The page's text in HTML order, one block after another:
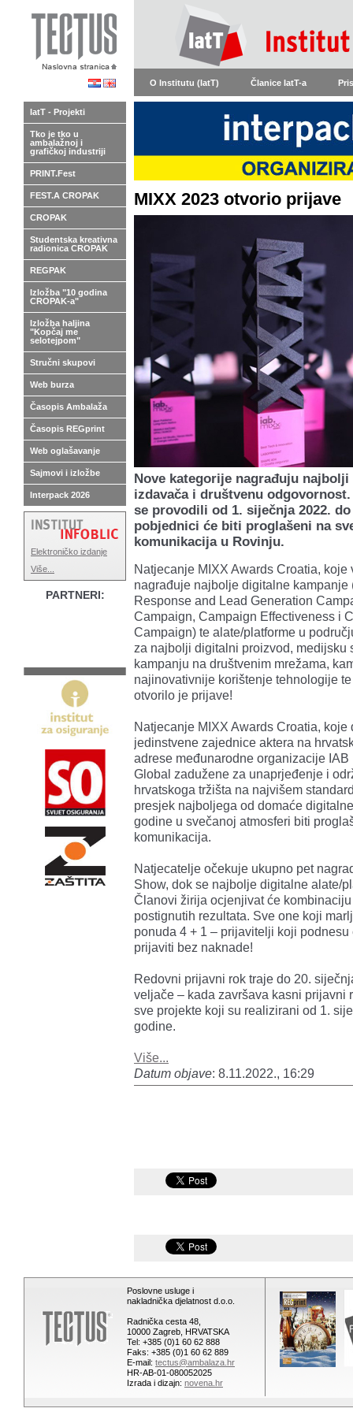
O Institutu (IatT) Članice IatT-a
MIXX 2023 otvorio prijave
Nove kategorije nagrađuju
izdavača i društvenu
se provodili od 1. siječnja 2022.
pobjednici će biti proglašeni na
komunikacija u Rovinju.
Natjecanje MIXX Awards Croatia,
nagrađuje najbolje digitalne
Response and Lead Generation
Campaign, Campaign Effectiveness i
Campaign) te alate/platforme u
za najbolji digitalni proizvod, medijsku
kampanju na društvenim mrežama,
najinovativnije korištenje tehnologije
otvorilo je prijave!
Natjecanje MIXX Awards Croatia,
jedinstvene zajednice aktera na
adrese međunarodne organizacije
Global zadužene za unaprjeđenje i
hrvatskoga tržišta na najvišem
presjek najboljega od domaće
godine u svečanoj atmosferi biti
komunikacija.
Natjecatelje očekuje ukupno pet
Show, dok se najbolje digitalne alate/
Članovi žirija ocjenjivat će
postignutih rezultata. Sve one koji
ponuda 4 + 1 – prijavitelji koji
prijaviti bez naknade!
Redovni prijavni rok traje do 20.
veljače – kada završava kasni
sve projekte koji su realizirani od 1.
godine.
Više...
Datum objave: 8.11.2022., 16:29
IatT - Projekti
Tko je tko u
ambalažnoj i
grafičkoj industriji
PRINT.Fest
FEST.A CROPAK
CROPAK
Studentska kreativna
radionica CROPAK
REGPAK
Izložba "10 godina
CROPAK-a"
Izložba haljina
"Kopčaj me
selotejpom"
Stručni skupovi
Web burza
Časopis Ambalaža
Časopis REGprint
Web oglašavanje
Sajmovi i izložbe
Interpack 2026
Elektroničko izdanje
Više...
PARTNERI:
Poslovne usluge i
nakladnička djelatnost d.o.o.
Radnička cesta 48,
10000 Zagreb, HRVATSKA
Tel: +385 (0)1 60 62 888
Faks: +385 (0)1 60 62 889
E-mail: tectus@ambalaza.hr
HR-AB-01-080052025
Izrada i dizajn: novena.hr